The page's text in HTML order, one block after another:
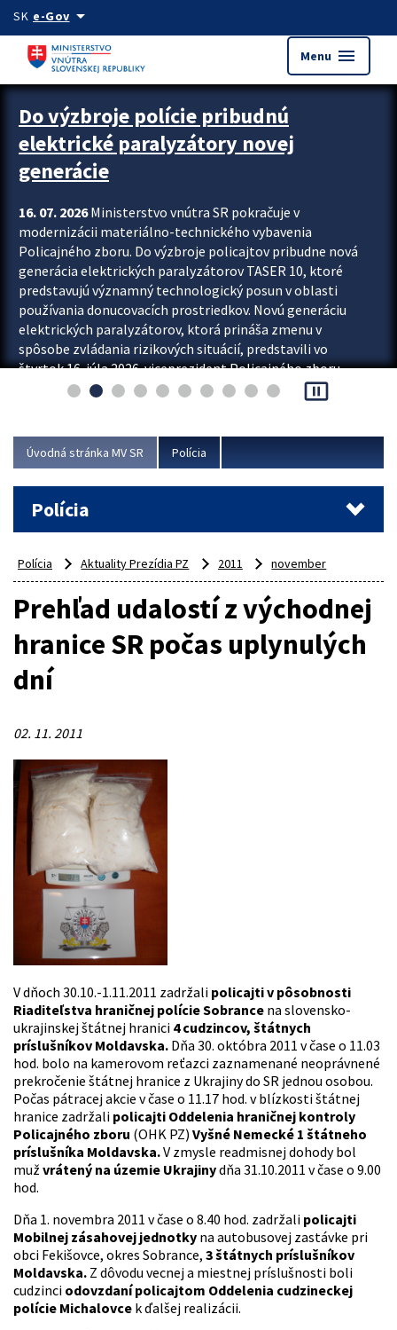
Preskocit na hlavný obsah
SK e-Govarrow_drop_down
Menu menu
Zastavit automatický posun upútavok
Do výzbroje polície pribudnú
elektrické paralyzátory novej
generácie
16. 07. 2026Ministerstvo vnútra SR pokračuje v
modernizácii materiálno-technického vybavenia
Policajného zboru. Do výzbroje policajtov pribudne nová
generácia elektrických paralyzátorov TASER 10, ktoré
predstavujú významný technologický posun v oblasti
používania donucovacích prostriedkov. Novú generáciu
elektrických paralyzátorov, ktorá prináša zmenu v
spôsobe zvládania rizikových situácií, predstavili vo
štvrtok 16. júla 2026 viceprezident Policajného zboru
Rastislav Polakovič a riaditeľ odboru výcviku...
pause_presentation
Úvodná stránka MV SR Polícia
Polícia
Polícia Aktuality Prezídia PZ 2011 november
Prehľad udalostí z východnej
hranice SR počas uplynulých
dní
02. 11. 2011
V dňoch 30.10.-1.11.2011 zadržali policajti v pôsobnosti
Riaditeľstva hraničnej polície Sobrance na slovensko-
ukrajinskej štátnej hranici 4 cudzincov, štátnych
príslušníkov Moldavska. Dňa 30. októbra 2011 v čase o 11.03
hod. bolo na kamerovom reťazci zaznamenané neoprávnené
prekročenie štátnej hranice z Ukrajiny do SR jednou osobou.
Počas pátracej akcie v čase o 11.17 hod. v blízkosti štátnej
hranice zadržali policajti Oddelenia hraničnej kontroly
Policajného zboru (OHK PZ) Vyšné Nemecké 1 štátneho
príslušníka Moldavska.V zmysle readmisnej dohody bol
muž vrátený na územie Ukrajinydňa 31.10.2011 v čase o 9.00
hod.
Dňa 1. novembra 2011 v čase o 8.40 hod. zadržali policajti
Mobilnej zásahovej jednotky na autobusovej zastávke pri
obci Fekišovce, okres Sobrance, 3 štátnych príslušníkov
Moldavska. Z dôvodu vecnej a miestnej príslušnosti boli
cudzinci odovzdaní policajtom Oddelenia cudzineckej
polície Michalovce k ďalšej realizácii.